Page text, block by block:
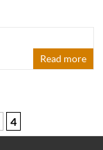
Read more
4